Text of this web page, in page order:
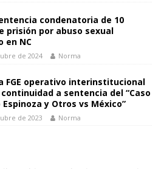
condenatoria de 10
prisión por abuso sexual
en NC
de 2024 Norma
FGE operativo interinstitucional
a sentencia del “Caso
y Otros vs México”
de 2023 Norma